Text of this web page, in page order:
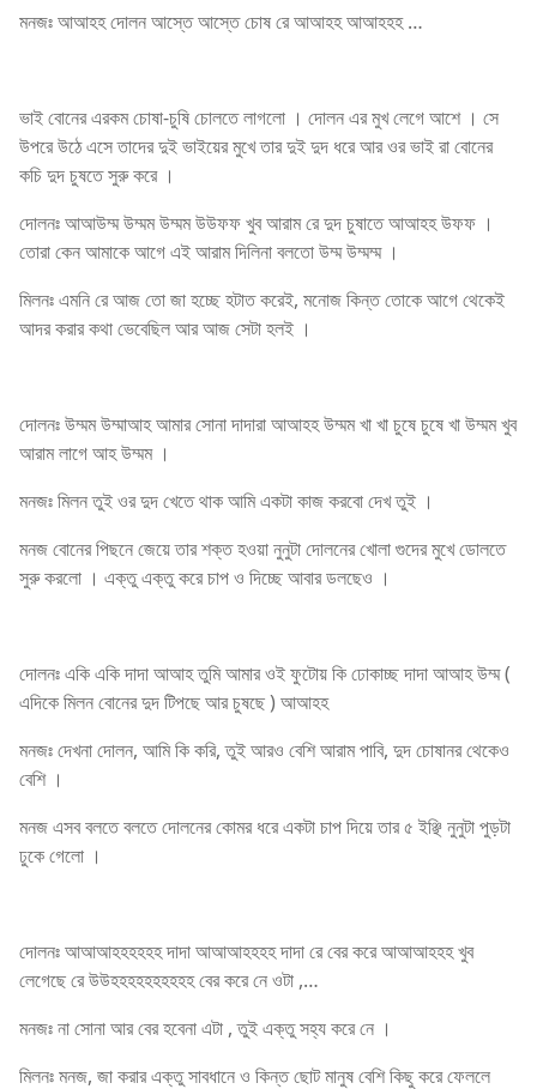
মনজঃ আআহহ দোলন আস্তে আস্তে চোষ রে আআহহ আআহহহ …
ভাই বোনের এরকম চোষা-চুষি চোলতে লাগলো । দোলন এর মুখ লেগে আশে । সে
উপরে উঠে এসে তাদের দুই ভাইয়ের মুখে তার দুই দুদ ধরে আর ওর ভাই রা বোনের
কচি দুদ চুষতে সুরু করে ।
দোলনঃ আআউম্ম উম্মম উম্মম উউফফ খুব আরাম রে দুদ চুষাতে আআহহ উফফ ।
তোরা কেন আমাকে আগে এই আরাম দিলিনা বলতো উম্ম উম্মম্ম ।
মিলনঃ এমনি রে আজ তো জা হচ্ছে হটাত করেই, মনোজ কিন্ত তোকে আগে থেকেই
আদর করার কথা ভেবেছিল আর আজ সেটা হলই ।
দোলনঃ উম্মম উম্মাআহ আমার সোনা দাদারা আআহহ উম্মম খা খা চুষে চুষে খা উম্মম খুব
আরাম লাগে আহ উম্মম ।
মনজঃ মিলন তুই ওর দুদ খেতে থাক আমি একটা কাজ করবো দেখ তুই ।
মনজ বোনের পিছনে জেয়ে তার শক্ত হওয়া নুনুটা দোলনের খোলা গুদের মুখে ডোলতে
সুরু করলো । এক্তু এক্তু করে চাপ ও দিচ্ছে আবার ডলছেও ।
দোলনঃ একি একি দাদা আআহ তুমি আমার ওই ফুটোয় কি ঢোকাচ্ছ দাদা আআহ উম্ম (
এদিকে মিলন বোনের দুদ টিপছে আর চুষছে ) আআহহ
মনজঃ দেখনা দোলন, আমি কি করি, তুই আরও বেশি আরাম পাবি, দুদ চোষানর থেকেও
বেশি ।
মনজ এসব বলতে বলতে দোলনের কোমর ধরে একটা চাপ দিয়ে তার ৫ ইঞ্ছি নুনুটা পুড়টা
ঢুকে গেলো ।
দোলনঃ আআআহহহহহহ দাদা আআআহহহহ দাদা রে বের করে আআআহহহ খুব
লেগেছে রে উউহহহহহহহহহহ বের করে নে ওটা ,…
মনজঃ না সোনা আর বের হবেনা এটা , তুই এক্তু সহ্য করে নে ।
মিলনঃ মনজ, জা করার এক্তু সাবধানে ও কিন্ত ছোট মানুষ বেশি কিছু করে ফেললে